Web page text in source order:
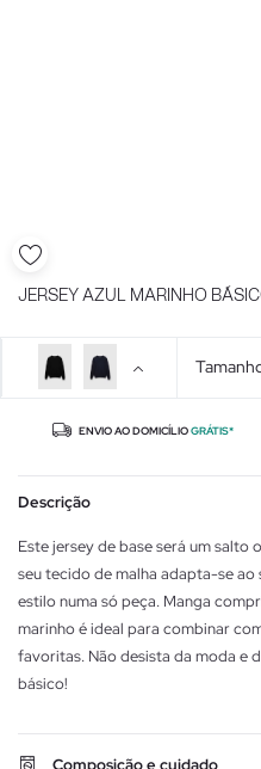
JERSEY AZUL MARINHO
ENVIO AO DOMICÍLIOGRÁTIS*
Descrição
Este jersey de base será um
seu tecido de malha adapta-se
estilo numa só peça. Manga
marinho é ideal para combinar
favoritas. Não desista da moda e
básico!
Composição e cuidado